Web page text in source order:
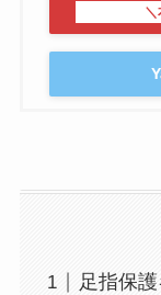
足指保